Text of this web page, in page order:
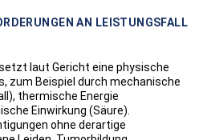
AN LEISTUNGSFALL
laut Gericht eine physische
zum Beispiel durch mechanische
thermische Energie
Einwirkung (Säure).
ohne derartige